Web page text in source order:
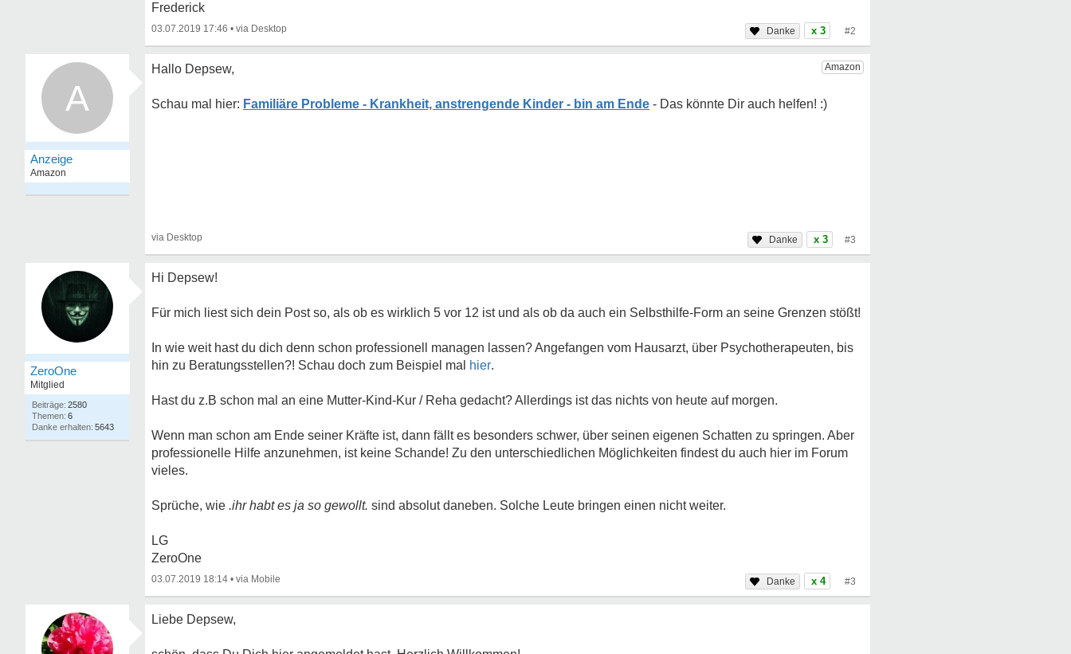
Frederick
03.07.2019 17:46 • x 3 #2
A
Hallo Depsew,
Familiäre Probleme - Krankheit, anstrengende Kinder - bin am Ende
x 3 #3
ZeroOne
Mitglied
2580
6
5643
Hi Depsew!
Für mich liest sich dein Post so, als ob es wirklich 5 vor 12 ist und als ob da auch ein Selbsthilfe-Form an seine Grenzen stößt!
In wie weit hast du dich denn schon professionell managen lassen? Angefangen vom Hausarzt, über Psychotherapeuten, bis
hin zu Beratungsstellen?! Schau doch zum Beispiel mal
hier.
Hast du z.B schon mal an eine Mutter-Kind-Kur / Reha gedacht? Allerdings ist das nichts von heute auf morgen.
Wenn man schon am Ende seiner Kräfte ist, dann fällt es besonders schwer, über seinen eigenen Schatten zu springen. Aber
professionelle Hilfe anzunehmen, ist keine Schande! Zu den unterschiedlichen Möglichkeiten findest du auch hier im Forum
vieles.
Sprüche, wie .ihr habt es ja so gewollt. sind absolut daneben. Solche Leute bringen einen nicht weiter.
LG
ZeroOne
03.07.2019 18:14 • x 4 #3
Liebe Depsew,